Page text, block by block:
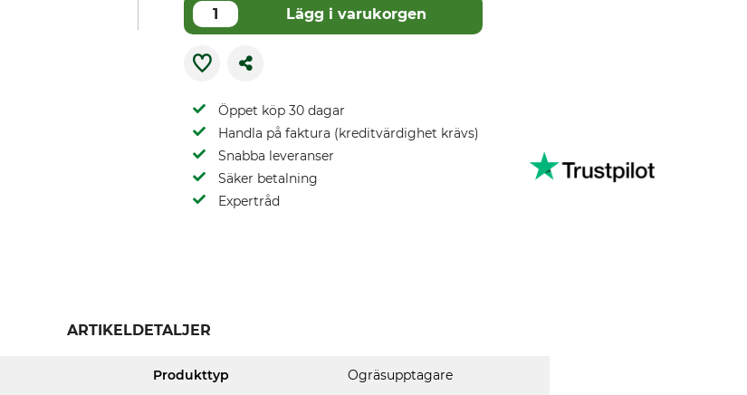
Lägg i varukorgen
Öppet köp 30 dagar
Handla på faktura (kreditvärdighet krävs)
Snabba leveranser
Säker betalning
Expertråd
ARTIKELDETALJER
Produkttyp Ogräsupptagare